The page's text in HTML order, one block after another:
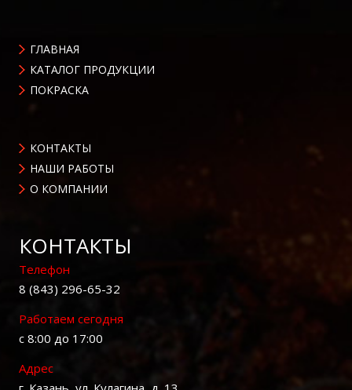
ГЛАВНАЯ
КАТАЛОГ ПРОДУКЦИИ
ПОКРАСКА
КОНТАКТЫ
НАШИ РАБОТЫ
О КОМПАНИИ
КОНТАКТЫ
Телефон
8 (843) 296-65-32
Работаем сегодня
с 8:00 до 17:00
Адрес